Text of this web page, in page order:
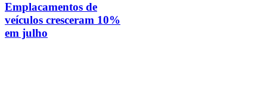
Emplacamentos de
veículos cresceram 10%
em julho